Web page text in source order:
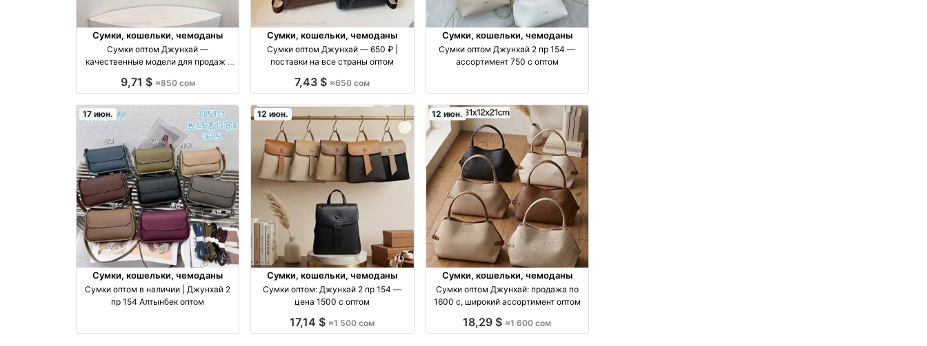
Сумки, кошельки, чемоданы
Сумки оптом Джунхай —
качественные модели для продаж |
9,71 $ ≈850 сом
Сумки, кошельки, чемоданы
Сумки оптом Джунхай — 650 ₽ |
поставки на все страны оптом
7,43 $ ≈650 сом
Сумки, кошельки, чемоданы
Сумки оптом Джунхай 2 пр 154 —
ассортимент 750 с оптом
17 июн.
Сумки, кошельки, чемоданы
Сумки оптом в наличии | Джунхай 2
пр 154 Алтынбек оптом
12 июн.
Сумки, кошельки, чемоданы
Сумки оптом: Джунхай 2 пр 154 —
цена 1500 с оптом
17,14 $ ≈1 500 сом
12 июн.
Сумки, кошельки, чемоданы
Сумки оптом Джунхай: продажа по
1600 с, широкий ассортимент оптом
18,29 $ ≈1 600 сом